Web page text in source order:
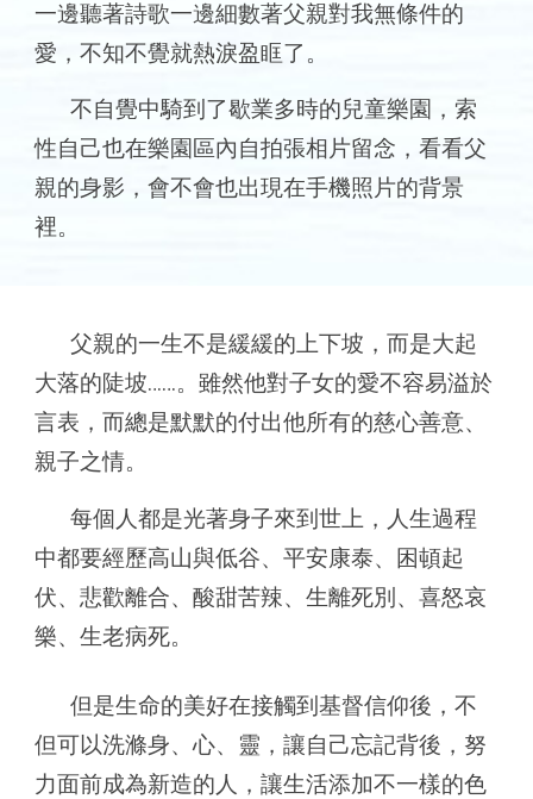
一邊聽著詩歌一邊細數著父親對我無條件的
愛，不知不覺就熱淚盈眶了 。
不自覺中騎到了歇業多時的兒童樂園，索
性自己也在樂園區內自拍張相片留念，看看父
親的身影，會不會也出現在手機照片的背景
裡。
父親的一生不是緩緩的上下坡，而是大起
大落的陡坡……。雖然他對子女的愛不容易溢於
言表，而總是默默的付出他所有的慈心善意、
親子之情。
每個人都是光著身子來到世上，人生過程
中都要經歷高山與低谷、平安康泰、困頓起
伏、悲歡離合、酸甜苦辣、生離死別、喜怒哀
樂、生老病死。
但是生命的美好在接觸到基督信仰後，不
但可以洗滌身、心、靈，讓自己忘記背後，努
力面前成為新造的人，讓生活添加不一樣的色